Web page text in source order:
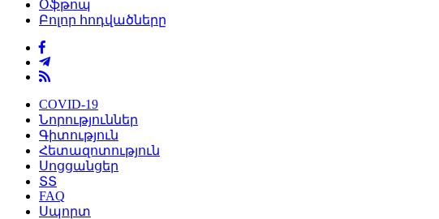
Օֆթոպ
Բոլոր հոդվածները
COVID-19
Նորություններ
Գիտություն
Հետազոտություն
Սոցցանցեր
ՏՏ
FAQ
Սպորտ